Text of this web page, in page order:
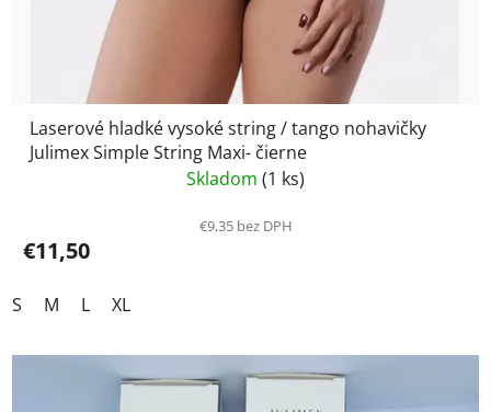
Laserové hladké vysoké string / tango nohavičky
Julimex Simple String Maxi- čierne
Skladom (1 ks)
€9,35 bez DPH
€11,50
S M L XL